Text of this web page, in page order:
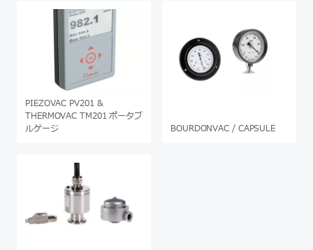
PIEZOVAC PV201 &
THERMOVAC TM201 ポータブ
ルゲージ
BOURDONVAC / CAPSULE